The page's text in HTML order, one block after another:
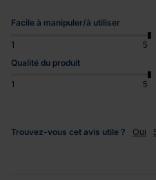
Facile à manipuler/à utiliser
1 5
Qualité du produit
1 5
Trouvez-vous cet avis utile ? Oui